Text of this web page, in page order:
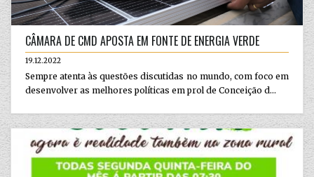
CÂMARA DE CMD APOSTA EM FONTE DE ENERGIA VERDE
19.12.2022
Sempre atenta às questões discutidas no mundo, com foco em
desenvolver as melhores políticas em prol de Conceição d...